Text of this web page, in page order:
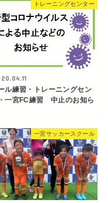
トレーニングセンター
ル練習・トレーニングセン
一宮FC練習 中止のお知ら
一宮サッカースクール